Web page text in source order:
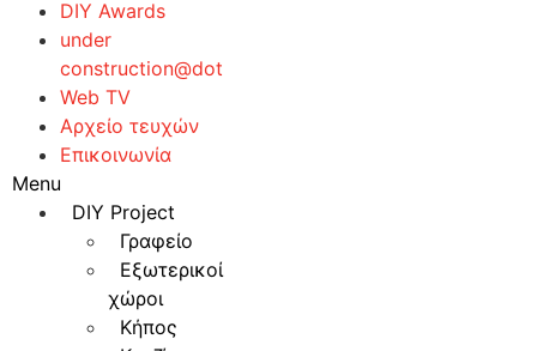
DIY Awards
under
construction@dot
Web TV
Αρχείο τευχών
Επικοινωνία
Menu
DIY Project
Γραφείο
Εξωτερικοί
χώροι
Κήπος